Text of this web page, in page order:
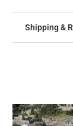
Shipping &